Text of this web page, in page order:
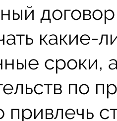
какие-
сроки,
по